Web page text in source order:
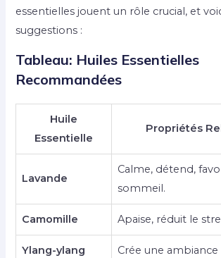
essentielles jouent un rôle crucial, et
suggestions :
Tableau: Huiles Essentielles
Recommandées
Huile
Essentielle
Propriétés
Lavande
Calme, détend,
sommeil.
Camomille Apaise, réduit le
Ylang-ylang Crée une ambiance